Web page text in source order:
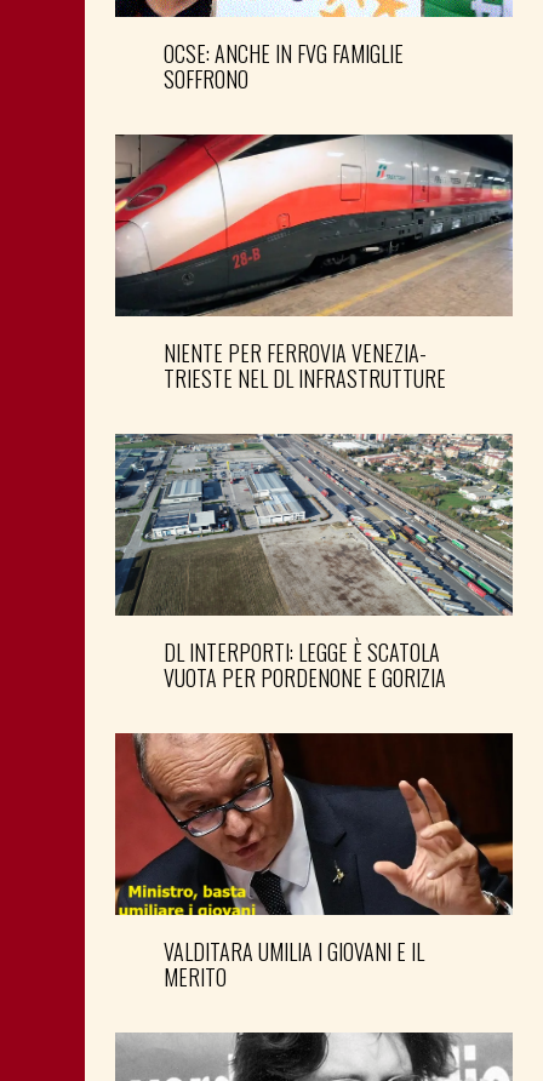
OCSE: ANCHE IN FVG FAMIGLIE
SOFFRONO
NIENTE PER FERROVIA VENEZIA-
TRIESTE NEL DL INFRASTRUTTURE
DL INTERPORTI: LEGGE È SCATOLA
VUOTA PER PORDENONE E GORIZIA
VALDITARA UMILIA I GIOVANI E IL
MERITO